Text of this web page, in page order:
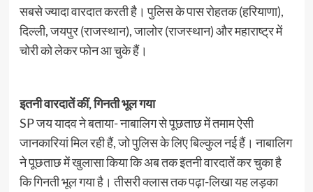
सबसे ज्यादा वारदात करती है। पुलिस के पास रोहतक (हरियाणा),
दिल्ली, जयपुर (राजस्थान), जालोर (राजस्थान) और महाराष्ट्र में
चोरी को लेकर फोन आ चुके हैं।
इतनी वारदातें कीं, गिनती भूल गया
SP जय यादव ने बताया- नाबालिग से पूछताछ में तमाम ऐसी
जानकारियां मिल रही हैं, जो पुलिस के लिए बिल्कुल नई हैं। नाबालिग
ने पूछताछ में खुलासा किया कि अब तक इतनी वारदातें कर चुका है
कि गिनती भूल गया है। तीसरी क्लास तक पढ़ा-लिखा यह लड़का